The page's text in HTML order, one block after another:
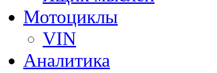
Мотоциклы
VIN
Аналитика